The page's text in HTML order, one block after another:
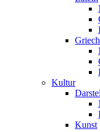
Kultur
Kunst